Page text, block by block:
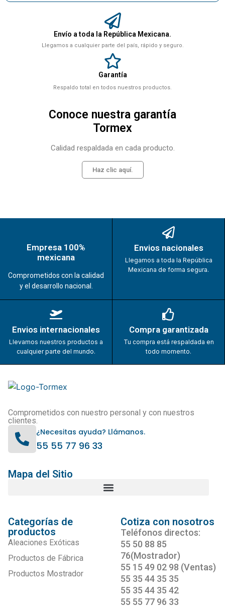
Envío a toda la República Mexicana.
Llegamos a cualquier parte del país, rápido y seguro.
Garantía
Respaldo total en todos nuestros productos.
Conoce nuestra garantía
Tormex
Calidad respaldada en cada producto.
Haz clic aquí.
Empresa 100%
mexicana
Comprometidos con la calidad
y el desarrollo nacional.
Envios nacionales
Llegamos a toda la República
Mexicana de forma segura.
Envios internacionales
Llevamos nuestros productos a
cualquier parte del mundo.
Compra garantizada
Tu compra está respaldada en
todo momento.
Comprometidos con nuestro personal y con nuestros
clientes.
¿Necesitas ayuda? Llámanos.
55 55 77 96 33
Mapa del Sitio
Categorías de
productos
Aleaciones Exóticas
Productos de Fábrica
Productos Mostrador
Cotiza con nosotros
Teléfonos directos:
55 50 88 85
76(Mostrador)
55 15 49 02 98 (Ventas)
55 35 44 35 35
55 35 44 35 42
55 55 77 96 33